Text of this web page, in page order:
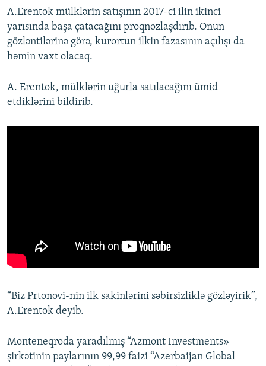
A.Erentok mülklərin satışının 2017-ci ilin ikinci
yarısında başa çatacağını proqnozlaşdırıb. Onun
gözləntilərinə görə, kurortun ilkin fazasının açılışı da
həmin vaxt olacaq.
A. Erentok, mülklərin uğurla satılacağını ümid
etdiklərini bildirib.
“Biz Prtonovi-nin ilk sakinlərini səbirsizliklə gözləyirik”,
A.Erentok deyib.
Monteneqroda yaradılmış “Azmont Investments»
şirkətinin paylarının 99,99 faizi “Azerbaijan Global